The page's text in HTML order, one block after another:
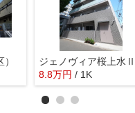
ジェノヴィア桜上水Ⅱ
8.8万円 / 1K